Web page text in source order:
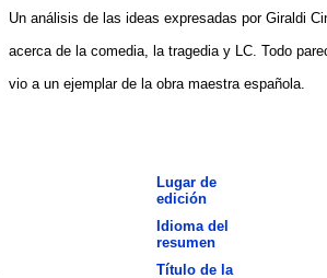
Un análisis de las ideas expresadas por Giraldi
acerca de la comedia, la tragedia y LC. Todo
vio a un ejemplar de la obra maestra española.
Lugar de
edición
Idioma del
resumen
Título de la